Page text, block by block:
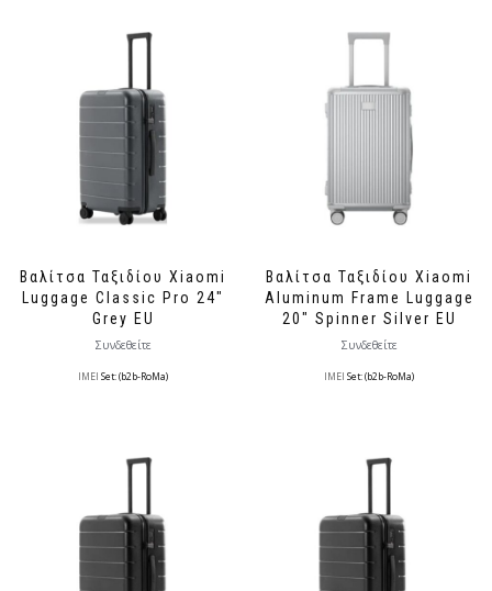
Βαλίτσα Ταξιδίου Xiaomi
Luggage Classic Pro 24″
Grey EU
Συνδεθείτε
IMEI Set: (b2b-RoMa)
Βαλίτσα Ταξιδίου Xiaomi
Aluminum Frame Luggage
20″ Spinner Silver EU
Συνδεθείτε
IMEI Set: (b2b-RoMa)